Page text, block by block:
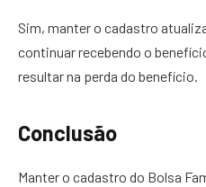
Sim, manter o cadastro
continuar recebendo o
resultar na perda do benefício.
Conclusão
Manter o cadastro do Bolsa